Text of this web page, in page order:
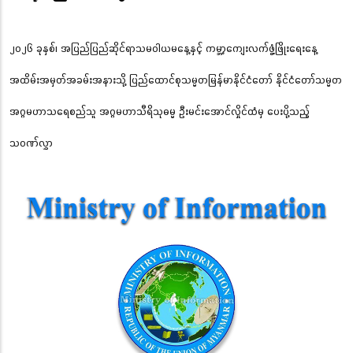
၂၀၂၆ ခုနှစ်၊ အပြည်ပြည်ဆိုင်ရာသမဝါယမနေ့နှင့် ကမ္ဘာ့ကျေးလက်ဖွံ့ဖြိုးရေးနေ့
အထိမ်းအမှတ်အခမ်းအနားသို့ ပြည်ထောင်စုသမ္မတမြန်မာနိုင်ငံတော် နိုင်ငံတော်သမ္မတ
အဂ္ဂမဟာသရေစည်သူ အဂ္ဂမဟာသီရိသုဓမ္မ ဦးမင်းအောင်လှိုင်ထံမှ ပေးပို့သည့်
သဝဏ်လွှာ